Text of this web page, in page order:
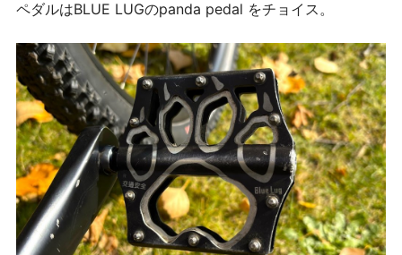
ペダルはBLUE LUGのpanda pedal をチョイス。